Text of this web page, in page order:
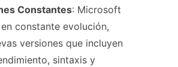
Constantes: Microsoft
constante evolución,
versiones que incluyen
sintaxis y